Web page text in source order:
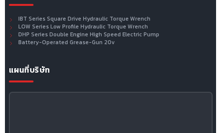
IBT Series Square Drive Hydraulic Torque Wrench
LOW Series Low Profile Hydraulic Torque Wrench
DHP Series Double Engine High Speed Electric Pump
Battery-Operated Grease-Gun 20v
แผนที่บริษัท